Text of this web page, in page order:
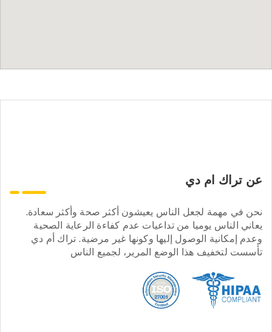
عن تراك ام دي
نحن في مهمة لجعل الناس يعيشون أكثر صحة وأكثر سعادة.
يعاني الناس يوميا من تداعيات عدم كفاءة الرعاية الصحية
وعدم إمكانية الوصول إليها وكونها غير مرضية. تراك أم دي
تأسست لتخفيف هذا الوضع المرير، لجميع الناس